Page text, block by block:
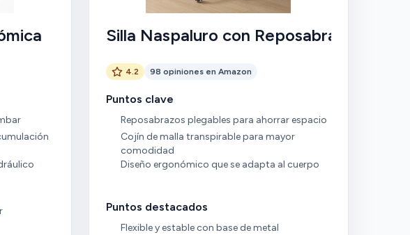
Silla Naspaluro con Reposabrazos
4.2 98 opiniones en Amazon
Puntos clave
Reposabrazos plegables para ahorrar espacio
Cojín de malla transpirable para mayor
comodidad
Diseño ergonómico que se adapta al cuerpo
Puntos destacados
Flexible y estable con base de metal